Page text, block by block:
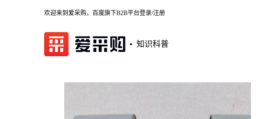
欢迎来到爱采购，百度旗下B2B平台登录/注册
知识科普